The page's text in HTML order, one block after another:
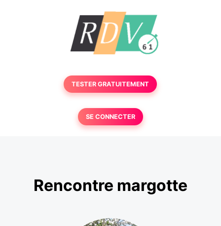
TESTER GRATUITEMENT
SE CONNECTER
Rencontre margotte